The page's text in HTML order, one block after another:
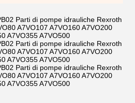
Parti di pompe idrauliche Rexroth
A7VO107 A7VO160 A7VO200
A7VO355 A7VO500
Parti di pompe idrauliche Rexroth
A7VO107 A7VO160 A7VO200
A7VO355 A7VO500
Parti di pompe idrauliche Rexroth
A7VO107 A7VO160 A7VO200
A7VO355 A7VO500